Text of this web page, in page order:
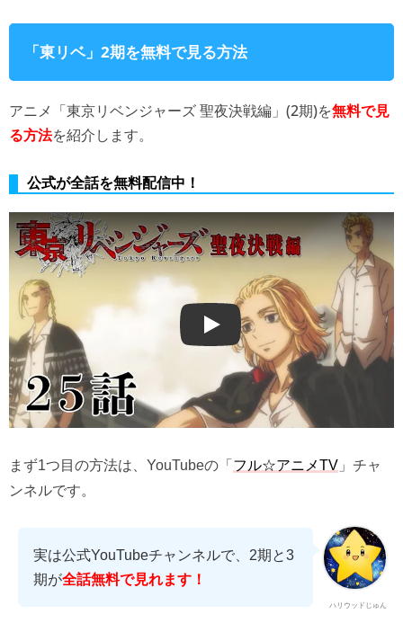
「東リベ」2期を無料で見る方法
アニメ「東京リベンジャーズ 聖夜決戦編」(2期)を無料で見
る方法を紹介します。
公式が全話を無料配信中！
Play
まず1つ目の方法は、YouTubeの「 フル☆アニメTV 」チャ
ンネルです。
ハリウッドじゅん
実は公式YouTubeチャンネルで、2期と3
期が全話無料で見れます！